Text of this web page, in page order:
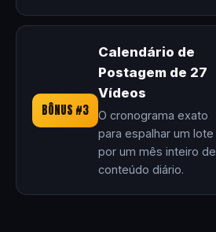
BÔNUS #3
Calendário de
Postagem de 27
Vídeos
O cronograma exato
para espalhar um lote
por um mês inteiro de
conteúdo diário.